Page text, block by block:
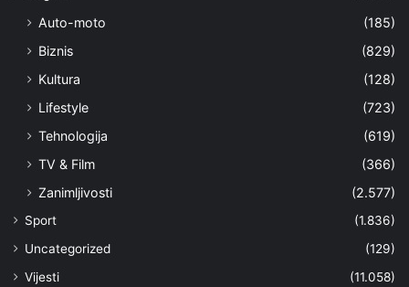
Auto-moto
(185)
Biznis
(829)
Kultura
(128)
Lifestyle
(723)
Tehnologija
(619)
TV & Film
(366)
Zanimljivosti
(2.577)
Sport
(1.836)
Uncategorized
(129)
Vijesti
(11.058)